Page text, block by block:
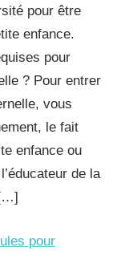
pour être
enfance.
pour
? Pour entrer
vous
le fait
enfance ou
de la
pour